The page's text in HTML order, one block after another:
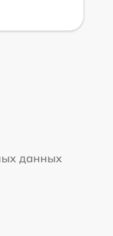
данных